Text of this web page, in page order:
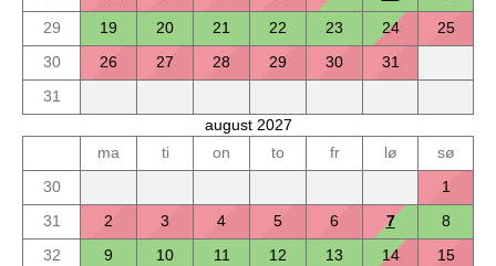
29
19 20 21 22 23 24
25
30
26 27 28 29 30
31
31
august 2027
ma
ti on to fr lø
sø
30
1
31
2 3 4 5 6 7
8
32
9 10 11 12 13 14
15